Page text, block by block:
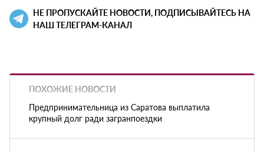
НЕ ПРОПУСКАЙТЕ НОВОСТИ, ПОДПИСЫВАЙТЕСЬ НА
НАШ ТЕЛЕГРАМ-КАНАЛ
ПОХОЖИЕ НОВОСТИ
Предпринимательница из Саратова выплатила
крупный долг ради загранпоездки